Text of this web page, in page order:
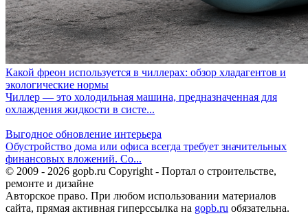
Какой фреон используется в чиллерах: обзор хладагентов и
экологические нормы
Чиллер — это холодильная машина, предназначенная для
охлаждения жидкости в систе...
Выгодное обновление интерьера
Обустройство дома или офиса всегда требует значительных
финансовых вложений. Со...
© 2009 - 2026 gopb.ru Copyright - Портал о строительстве,
ремонте и дизайне
Авторское право. При любом использовании материалов
сайта, прямая активная гиперссылка на gopb.ru обязательна.